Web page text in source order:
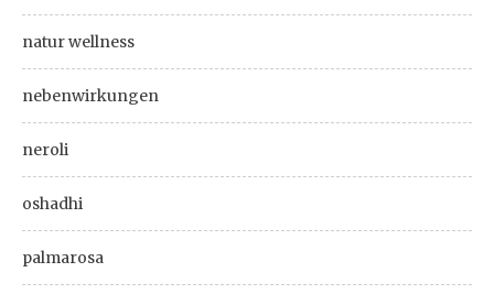
natur wellness
nebenwirkungen
neroli
oshadhi
palmarosa